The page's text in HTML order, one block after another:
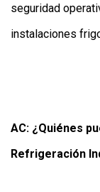
seguridad
instalaciones
AC: ¿Quiénes
Refrigeración